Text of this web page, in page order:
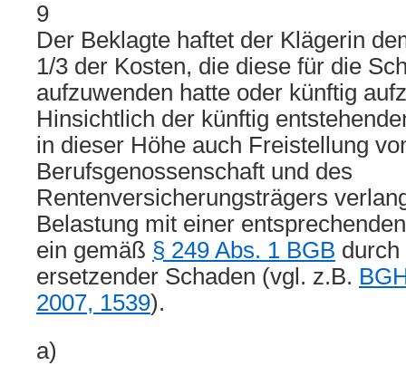
9
Der Beklagte haftet der Klägerin
1/3 der Kosten, die diese für die
aufzuwenden hatte oder künftig
Hinsichtlich der künftig
in dieser Höhe auch Freistellung
Berufsgenossenschaft und des
Rentenversicherungsträgers
Belastung mit einer
ein gemäß § 249 Abs. 1 BGB durch
ersetzender Schaden (vgl. z.B.
2007, 1539).
a)